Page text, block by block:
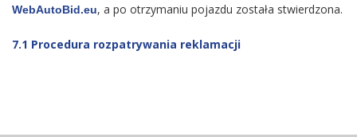
WebAutoBid.eu, a po otrzymaniu pojazdu została stwierdzona.
7.1 Procedura rozpatrywania reklamacji